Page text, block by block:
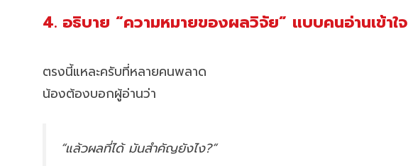
4. อธิบาย “ความหมายของผลวิจัย” แบบคนอ่านเข้าใจ
ตรงนี้แหละครับที่หลายคนพลาด
น้องต้องบอกผู้อ่านว่า
“แล้วผลที่ได้ มันสำคัญยังไง?”